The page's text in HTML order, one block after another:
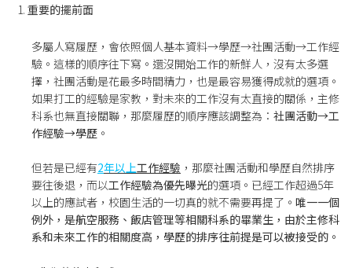
重要的擺前面
多屬人寫履歷，會依照個人基本資料→學歷→社團活動→工作經
驗。這樣的順序往下寫。還沒開始工作的新鮮人，沒有太多選
擇，社團活動是花最多時間精力，也是最容易獲得成就的選項。
如果打工的經驗是家教，對未來的工作沒有太直接的關係，主修
科系也無直接關聯，那麼履歷的順序應該調整為： 社團活動→工
作經驗→學歷 。
但若是已經有2年以上工作經驗 ，那麼社團活動和學歷自然排序
要往後退，而以工作經驗為優先曝光的選項。已經工作超過5年
以上的應試者，校園生活的一切真的就不需要再提了。 唯一一個
例外，是航空服務、飯店管理等相關科系的畢業生，由於主修科
系和未來工作的相關度高，學歷的排序往前提是可以被接受的。